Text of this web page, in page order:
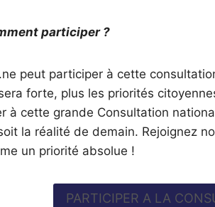
participer ?
peut participer à cette
forte, plus les priorités
à cette grande Consultation
la réalité de demain. Rejoignez
un priorité absolue !
PARTICIPER A LA